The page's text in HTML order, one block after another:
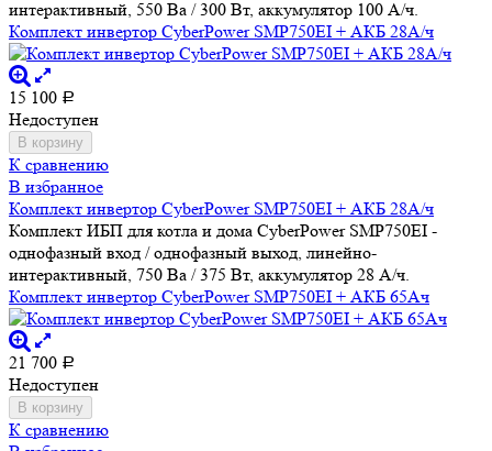
интерактивный, 550 Ва / 300 Вт, аккумулятор 100 А/ч.
Комплект инвертор CyberPower SMP750EI + АКБ 28А/ч
15 100 Р
Недоступен
В корзину
К сравнению
В избранное
Комплект инвертор CyberPower SMP750EI + АКБ 28А/ч
Комплект ИБП для котла и дома CyberPower SMP750EI -
однофазный вход / однофазный выход, линейно-
интерактивный, 750 Ва / 375 Вт, аккумулятор 28 А/ч.
Комплект инвертор CyberPower SMP750EI + АКБ 65Ач
21 700 Р
Недоступен
В корзину
К сравнению